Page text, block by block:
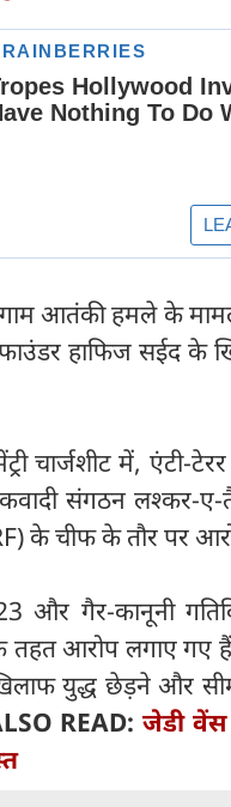
आतंकी हमले के
हाफिज सईद के
चार्जशीट में, एंटी-
संगठन लश्कर-
के चीफ के तौर पर
और गैर-कानूनी
तहत आरोप लगाए गए
युद्ध छेड़ने और
READ:जेडी वेंस